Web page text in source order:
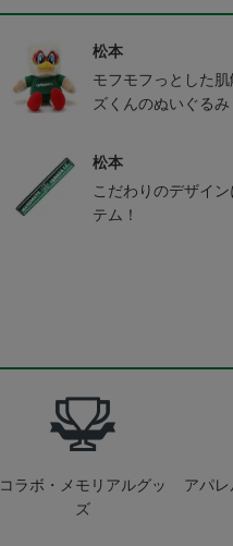
松本
モフモフっとした
ズくんのぬいぐるみ
松本
こだわりのデザイ
テム！
コラボ・メモリアルグッ
ズ
アパ